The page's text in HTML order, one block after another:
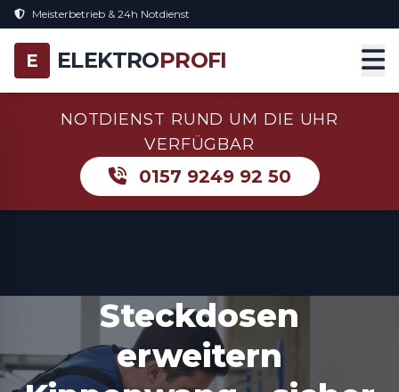
Meisterbetrieb & 24h Notdienst
E ELEKTROPROFI
NOTDIENST RUND UM DIE UHR
VERFÜGBAR
0157 9249 92 50
Steckdosen
erweitern